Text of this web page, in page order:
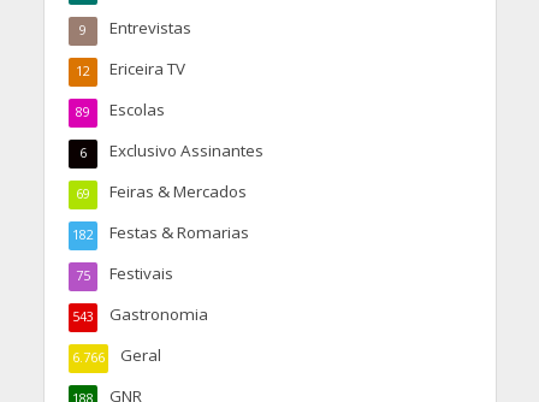
Entrevistas
9
Ericeira TV
12
Escolas
89
Exclusivo Assinantes
6
Feiras & Mercados
69
Festas & Romarias
182
Festivais
75
Gastronomia
543
Geral
6.766
GNR